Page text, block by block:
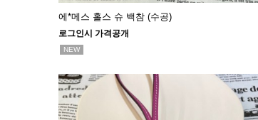
에*메스 홀스 슈 백참 (수공)
로그인시 가격공개
NEW